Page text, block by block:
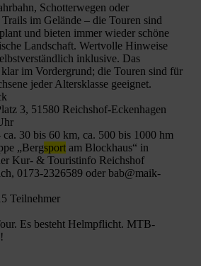
Schotterwegen oder
im Gelände – die Touren sind
und bieten immer wieder schöne
Landschaft. Wertvolle Hinweise
inklusive. Das
im Vordergrund; die Touren sind für
jeder Altersklasse geeignet.
3, 51580 Reichshof-Eckenhagen
30 bis 60 km, ca. 500 bis 1000 hm
„Bergsport am Blockhaus“ in
Kur- & Touristinfo Reichshof
0173-2326589 oder bab@maik-
Teilnehmer
Es besteht Helmpflicht. MTB-